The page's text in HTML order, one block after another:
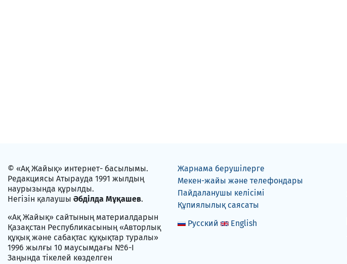
© «Ақ Жайық» интернет- басылымы.
Редакциясы Атырауда 1991 жылдың
наурызында құрылды.
Негізін қалаушы Әбділда Мұқашев.
«Ақ Жайық» сайтының материалдарын
Қазақстан Республикасының «Авторлық
құқық және сабақтас құқықтар туралы»
1996 жылғы 10 маусымдағы №6-I
Заңында тікелей көзделген
Жарнама берушілерге
Мекен-жайы және телефондары
Пайдаланушы келісімі
Құпиялылық саясаты
Русский
English